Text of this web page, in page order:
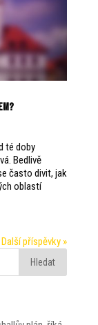
té doby
Bedlivě
často divit, jak
oblastí
Další příspěvky »